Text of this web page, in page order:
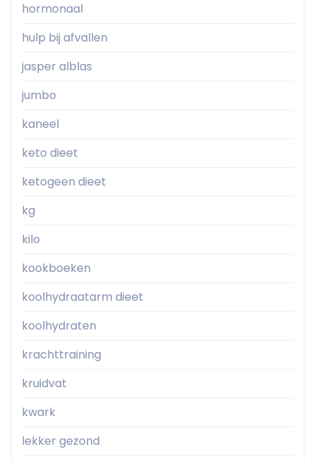
hormonaal
hulp bij afvallen
jasper alblas
jumbo
kaneel
keto dieet
ketogeen dieet
kg
kilo
kookboeken
koolhydraatarm dieet
koolhydraten
krachttraining
kruidvat
kwark
lekker gezond